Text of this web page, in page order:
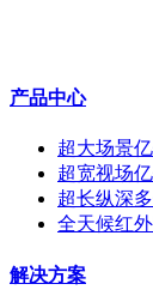
产品中心
超大场景
超宽视场
超长纵深
全天候红
解决方案